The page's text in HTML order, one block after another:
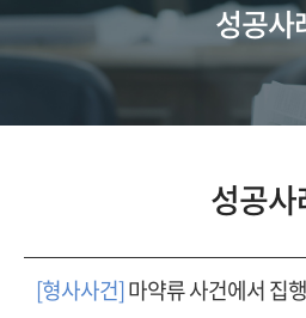
성공사
성공사
[형사사건]마약류 사건에서 집